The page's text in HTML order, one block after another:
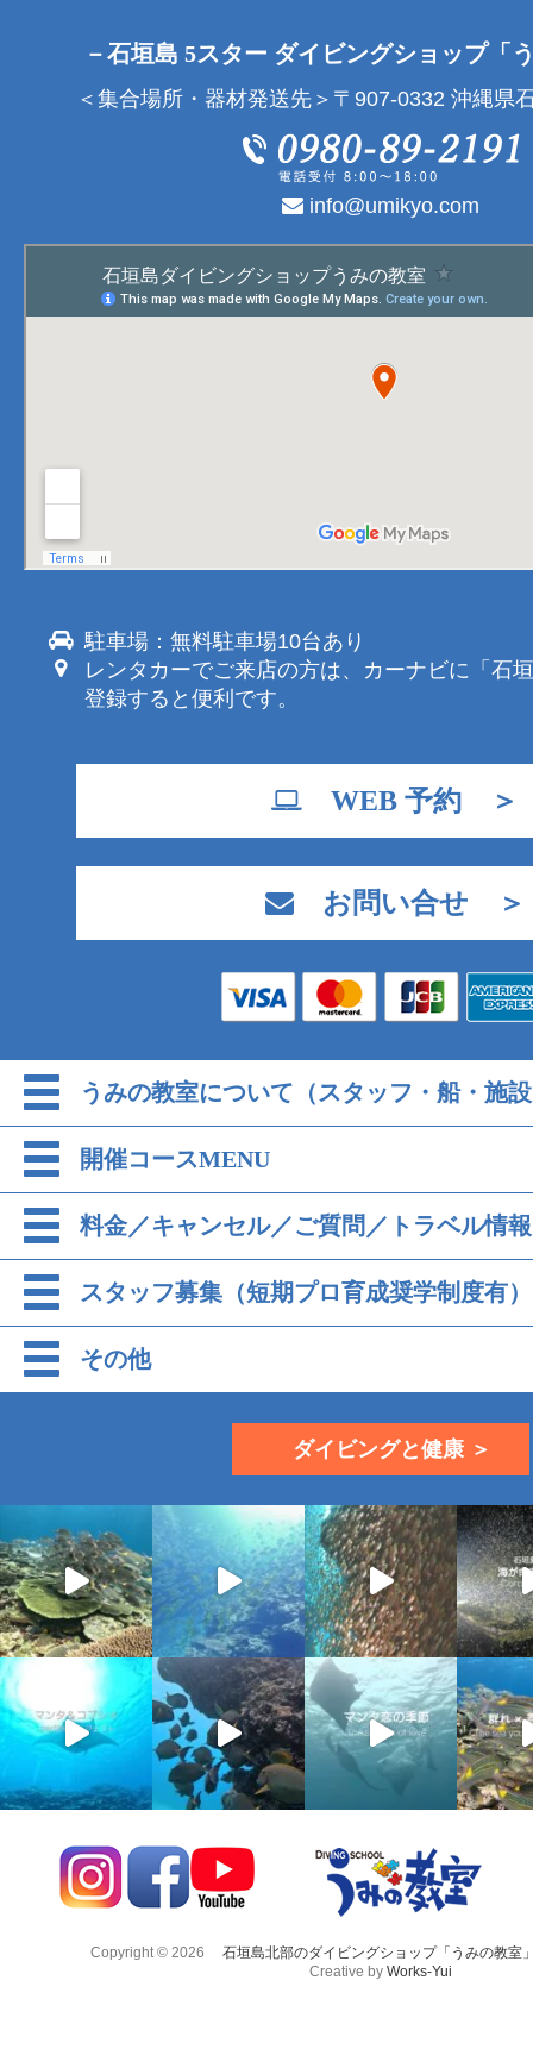
－石垣島 5スター ダイビングショップ「
＜集合場所・器材発送先＞〒907-0332 沖縄県
info@umikyo.com
駐車場：無料駐車場10台あり
レンタカーでご来店の方は、カーナビに「石
登録すると便利です。
WEB 予約 ＞
お問い合せ ＞
うみの教室について（スタッフ・船・施
開催コースMENU
料金／キャンセル／ご質問／トラベル情報
スタッフ募集（短期プロ育成奨学制度有）
その他
ダイビングと健康 ＞
Copyright © 2026
石垣島北部のダイビングショップ「うみの教室
Creative by Works-Yui